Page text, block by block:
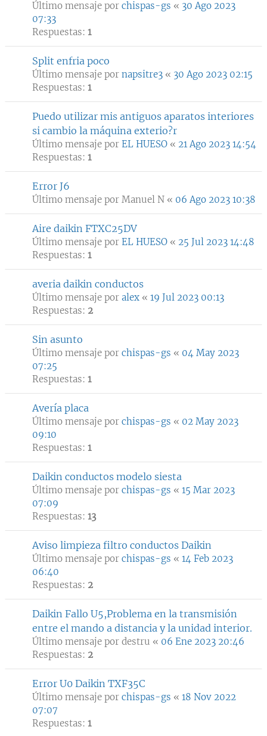
Último mensaje por chispas-gs « 30 Ago 2023
07:33
Respuestas: 1
Split enfria poco
Último mensaje por napsitre3 « 30 Ago 2023 02:15
Respuestas: 1
Puedo utilizar mis antiguos aparatos interiores
si cambio la máquina exterio?r
Último mensaje por EL HUESO « 21 Ago 2023 14:54
Respuestas: 1
Error J6
Último mensaje por Manuel N « 06 Ago 2023 10:38
Aire daikin FTXC25DV
Último mensaje por EL HUESO « 25 Jul 2023 14:48
Respuestas: 1
averia daikin conductos
Último mensaje por alex « 19 Jul 2023 00:13
Respuestas: 2
Sin asunto
Último mensaje por chispas-gs « 04 May 2023
07:25
Respuestas: 1
Avería placa
Último mensaje por chispas-gs « 02 May 2023
09:10
Respuestas: 1
Daikin conductos modelo siesta
Último mensaje por chispas-gs « 15 Mar 2023
07:09
Respuestas: 13
Aviso limpieza filtro conductos Daikin
Último mensaje por chispas-gs « 14 Feb 2023
06:40
Respuestas: 2
Daikin Fallo U5,Problema en la transmisión
entre el mando a distancia y la unidad interior.
Último mensaje por destru « 06 Ene 2023 20:46
Respuestas: 2
Error U0 Daikin TXF35C
Último mensaje por chispas-gs « 18 Nov 2022
07:07
Respuestas: 1